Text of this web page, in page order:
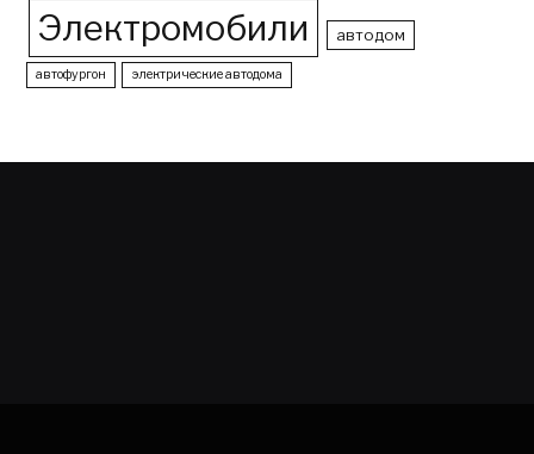
Электромобили автодом
автофургон электрические автодома